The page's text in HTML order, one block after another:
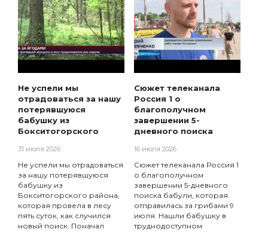
Не успели мы
отрадоваться за нашу
потерявшуюся
бабушку из
Бокситогорского
31 июля 2026
Не успели мы отрадоваться
за нашу потерявшуюся
бабушку из
Бокситогорского района,
которая провела в лесу
пять суток, как случился
новый поиск. Поначал
Сюжет телеканала
Россия 1 о
благополучном
завершении 5-
дневного поиска
16 июля 2026
Сюжет телеканала Россия 1
о благополучном
завершении 5-дневного
поиска бабули, которая
отправилась за грибами 9
июля. Нашли бабушку в
труднодоступном